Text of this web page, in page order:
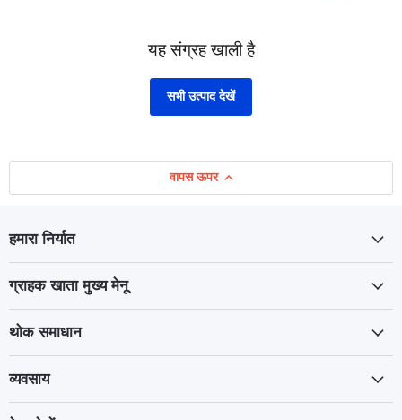
यह संग्रह खाली है
सभी उत्पाद देखें
वापस ऊपर
हमारा निर्यात
ग्राहक खाता मुख्य मेनू
थोक समाधान
व्यवसाय